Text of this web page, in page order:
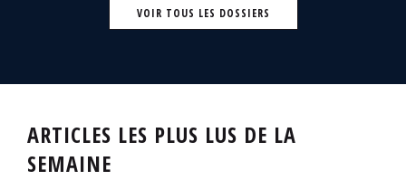
VOIR TOUS LES DOSSIERS
ARTICLES LES PLUS LUS DE LA
SEMAINE